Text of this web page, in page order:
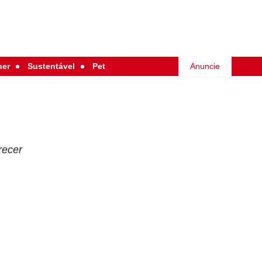
Sustentável Pet Anuncie